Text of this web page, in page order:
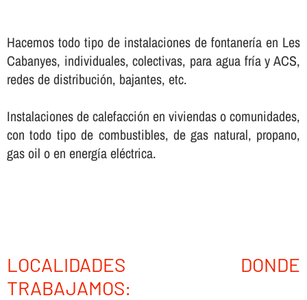
Hacemos todo tipo de instalaciones de fontanerí­a en Les
Cabanyes, individuales, colectivas, para agua frí­a y ACS,
redes de distribución, bajantes, etc.
Instalaciones de calefacción en viviendas o comunidades,
con todo tipo de combustibles, de gas natural, propano,
gas oil o en energí­a eléctrica.
LOCALIDADES DONDE
TRABAJAMOS: